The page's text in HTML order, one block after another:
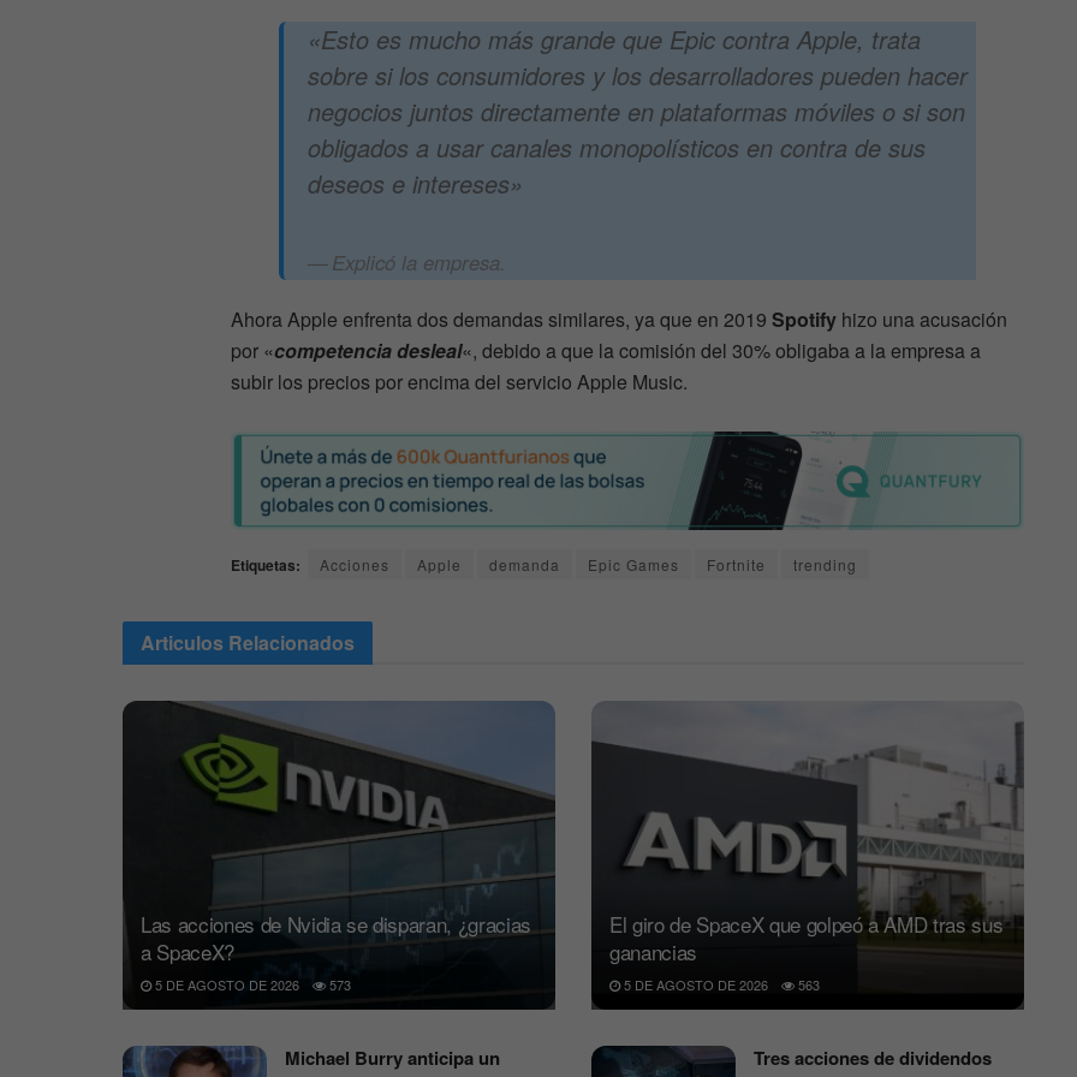
«Esto es mucho más grande que Epic contra Apple, trata
sobre si los consumidores y los desarrolladores pueden hacer
negocios juntos directamente en plataformas móviles o si son
obligados a usar canales monopolísticos en contra de sus
deseos e intereses»
Explicó la empresa.
Ahora Apple enfrenta dos demandas similares, ya que en 2019 Spotify hizo una acusación
por «competencia desleal«, debido a que la comisión del 30% obligaba a la empresa a
subir los precios por encima del servicio Apple Music.
Etiquetas: Acciones Apple demanda Epic Games Fortnite trending
Articulos Relacionados
Las acciones de Nvidia se disparan, ¿gracias
a SpaceX?
5 DE AGOSTO DE 2026 573
El giro de SpaceX que golpeó a AMD tras sus
ganancias
5 DE AGOSTO DE 2026 563
Michael Burry anticipa un
Tres acciones de dividendos